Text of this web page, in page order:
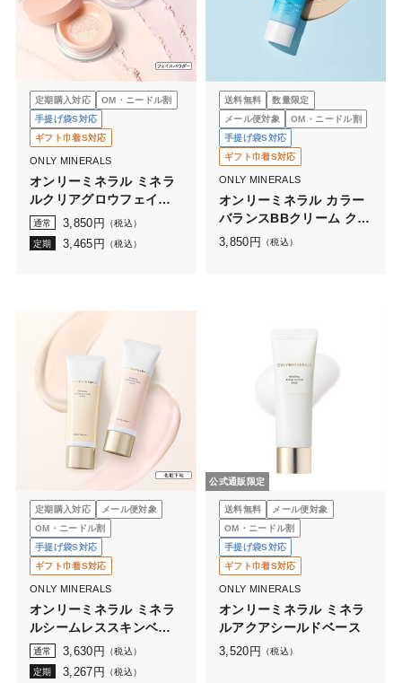
定期購入対応
OM・ニードル割
手提げ袋S対応
ギフト巾着S対応
ONLY MINERALS
オンリーミネラル ミネラ
ルクリアグロウフェイス
パウダーN
通常 3,850 円 （税込）
定期 3,465 円 （税込）
送料無料
数量限定
メール便対象
OM・ニードル割
手提げ袋S対応
ギフト巾着S対応
ONLY MINERALS
オンリーミネラル カラー
バランスBBクリーム クー
ルコンフォート
3,850 円 （税込）
定期購入対応
メール便対象
OM・ニードル割
手提げ袋S対応
ギフト巾着S対応
ONLY MINERALS
オンリーミネラル ミネラ
ルシームレススキンベー
ス
通常 3,630 円 （税込）
定期 3,267 円 （税込）
公式通販限定
送料無料
メール便対象
OM・ニードル割
手提げ袋S対応
ギフト巾着S対応
ONLY MINERALS
オンリーミネラル ミネラ
ルアクアシールドベース
3,520 円 （税込）